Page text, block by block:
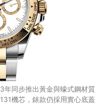
同步推出黃金與蠔式鋼材質
機芯，錶款仍採用實心底蓋